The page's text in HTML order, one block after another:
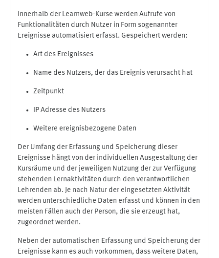
Innerhalb der Learnweb-Kurse werden Aufrufe von
Funktionalitäten durch Nutzer in Form sogenannter
Ereignisse automatisiert erfasst. Gespeichert werden:
Art des Ereignisses
Name des Nutzers, der das Ereignis verursacht hat
Zeitpunkt
IP Adresse des Nutzers
Weitere ereignisbezogene Daten
Der Umfang der Erfassung und Speicherung dieser
Ereignisse hängt von der individuellen Ausgestaltung der
Kursräume und der jeweiligen Nutzung der zur Verfügung
stehenden Lernaktivitäten durch den verantwortlichen
Lehrenden ab. Je nach Natur der eingesetzten Aktivität
werden unterschiedliche Daten erfasst und können in den
meisten Fällen auch der Person, die sie erzeugt hat,
zugeordnet werden.
Neben der automatischen Erfassung und Speicherung der
Ereignisse kann es auch vorkommen, dass weitere Daten,